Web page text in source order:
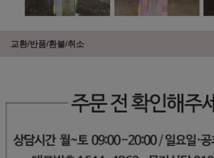
교환/반품/환불/취소